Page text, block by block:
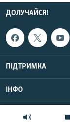
ДОЛУЧАЙСЯ!
ПІДТРИМКА
ІНФО